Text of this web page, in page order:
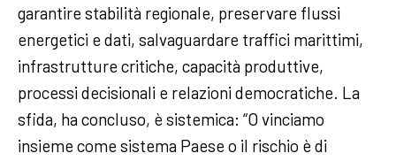
garantire stabilità regionale, preservare flussi
energetici e dati, salvaguardare traffici marittimi,
infrastrutture critiche, capacità produttive,
processi decisionali e relazioni democratiche. La
sfida, ha concluso, è sistemica: “O vinciamo
insieme come sistema Paese o il rischio è di